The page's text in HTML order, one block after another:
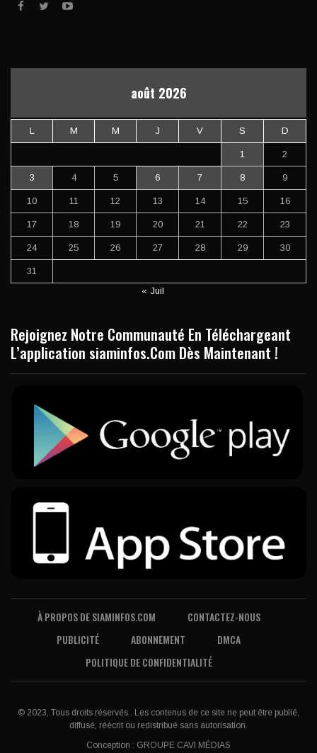
août 2026
L M M J V S D
1 2
3 4 5 6 7 8 9
10 11 12 13 14 15 16
17 18 19 20 21 22 23
24 25 26 27 28 29 30
31
« Juil
Rejoignez Notre Communauté En Téléchargeant
L’application siaminfos.Com Dès Maintenant !
À PROPOS DE SIAMINFOS.COM
CONTACTEZ-NOUS
PUBLICITÉ
ABONNEMENT
DMCA
POLITIQUE DE CONFIDENTIALITÉ
© 2023, Tous droits réservés . Les contenus de ce site ne peut être publié,
diffusé, réécrit ou redistribué sans autorisation.
Conception : GROUPE CAVI MÉDIAS